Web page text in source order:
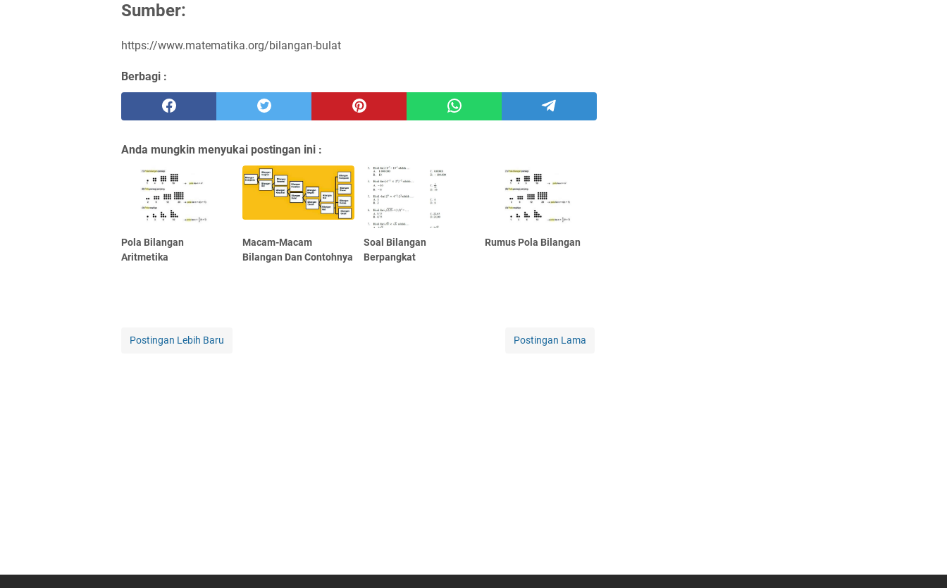
Sumber:
https://www.matematika.org/bilangan-bulat
Berbagi :
Anda mungkin menyukai postingan ini :
Pola Bilangan
Aritmetika
Macam-Macam
Bilangan Dan Contohnya
Soal Bilangan
Berpangkat
Rumus Pola Bilangan
Postingan Lebih Baru Postingan Lama